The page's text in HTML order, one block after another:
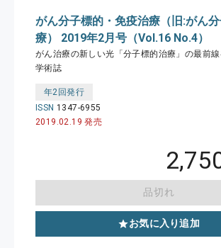
がん分子標的・免疫治療（旧:がん
療） 2019年2月号（Vol.16 No.4）
がん治療の新しい光「分子標的治療」の最前
学術誌
年2回発行
ISSN 1347-6955
2019.02.19 発売
品切れ
お気に入り追加